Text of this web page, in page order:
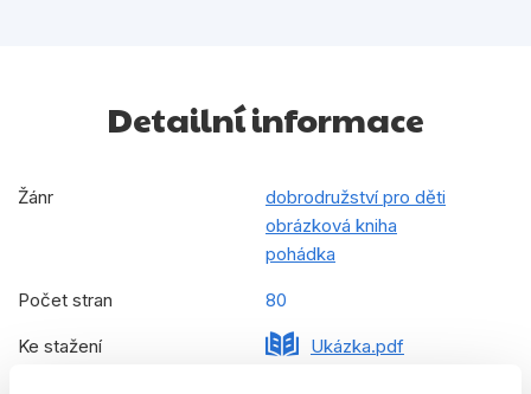
Detailní informace
Žánr
dobrodružství pro děti
obrázková kniha
pohádka
Počet stran 80
Ke stažení Ukázka.pdf